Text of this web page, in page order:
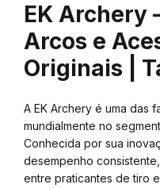
EK Archery
Arcos e
Originais |
A EK Archery é uma das
mundialmente no
Conhecida por sua
desempenho
entre praticantes de tiro